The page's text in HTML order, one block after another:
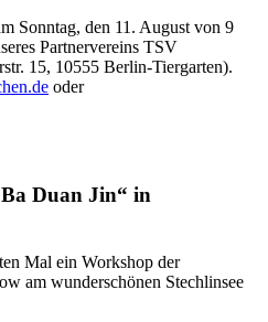
Sonntag, den 11. August von 9
Partnervereins TSV
15, 10555 Berlin-Tiergarten).
oder
Duan Jin“ in
Mal ein Workshop der
am wunderschönen Stechlinsee